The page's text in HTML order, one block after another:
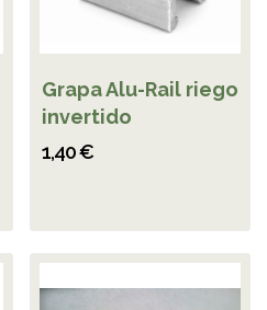
Grapa Alu-Rail riego
invertido
1,40 €